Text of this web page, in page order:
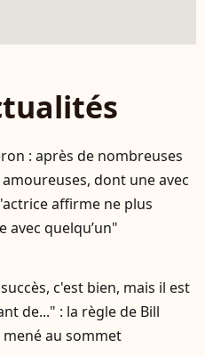
: après de nombreuses
dont une avec
affirme ne plus
avec quelqu’un"
c'est bien, mais il est
de..." : la règle de Bill
mené au sommet